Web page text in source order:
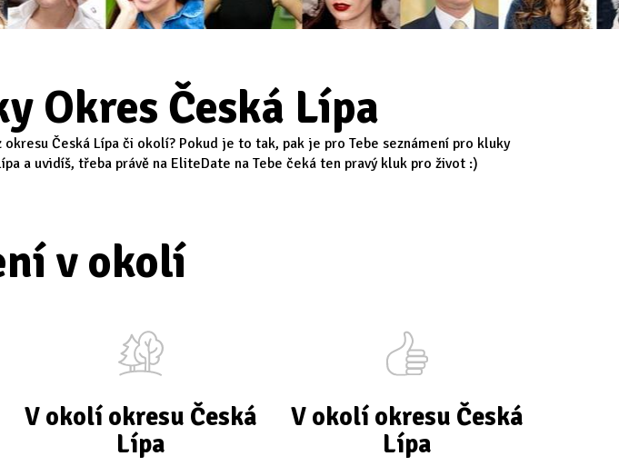
Okres Česká Lípa
Česká Lípa či okolí? Pokud je to tak, pak je pro Tebe seznámení pro kluky
a uvidíš, třeba právě na EliteDate na Tebe čeká ten pravý kluk pro život :)
v okolí
V okolí okresu Česká
Lípa
V okolí okresu Česká
Lípa